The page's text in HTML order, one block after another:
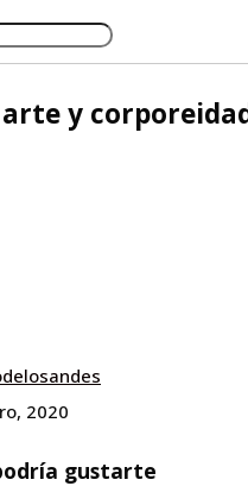
y
2020
gustarte